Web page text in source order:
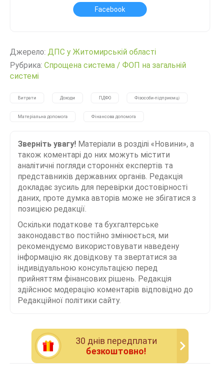
Facebook
Джерело: ДПС у Житомирській області
Рубрика: Спрощена система / ФОП на загальній
системі
Витрати Доходи ПДФО Фізособи-підприємці
Матеріальна допомога Фінансова допомога
Зверніть увагу! Матеріали в розділі «Новини», а
також коментарі до них можуть містити
аналітичні погляди сторонніх експертів та
представників державних органів. Редакція
докладає зусиль для перевірки достовірності
даних, проте думка авторів може не збігатися з
позицією редакції.
Оскільки податкове та бухгалтерське
законодавство постійно змінюється, ми
рекомендуємо використовувати наведену
інформацію як довідкову та звертатися за
індивідуальною консультацією перед
прийняттям фінансових рішень. Редакція
здійснює модерацію коментарів відповідно до
Редакційної політики сайту.
30 днiв передплати
безкоштовно!